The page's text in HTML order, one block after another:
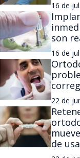
16 de
son
16 de
22 de
de